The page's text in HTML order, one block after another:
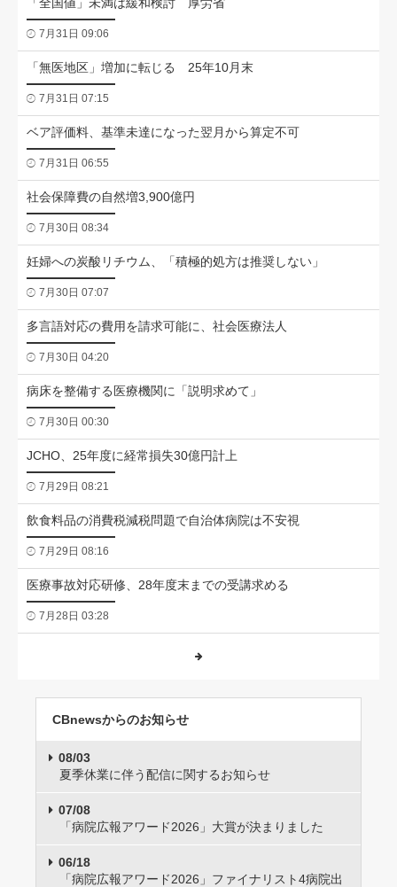
7月31日 09:06
「無医地区」増加に転じる 25年10月末
7月31日 07:15
ベア評価料、基準未達になった翌月から算定不可
7月31日 06:55
社会保障費の自然増3,900億円
7月30日 08:34
妊婦への炭酸リチウム、「積極的処方は推奨しない」
7月30日 07:07
多言語対応の費用を請求可能に、社会医療法人
7月30日 04:20
病床を整備する医療機関に「説明求めて」
7月30日 00:30
JCHO、25年度に経常損失30億円計上
7月29日 08:21
飲食料品の消費税減税問題で自治体病院は不安視
7月29日 08:16
医療事故対応研修、28年度末までの受講求める
7月28日 03:28
CBnewsからのお知らせ
08/03
夏季休業に伴う配信に関するお知らせ
07/08
「病院広報アワード2026」大賞が決まりました
06/18
「病院広報アワード2026」ファイナリスト4病院出